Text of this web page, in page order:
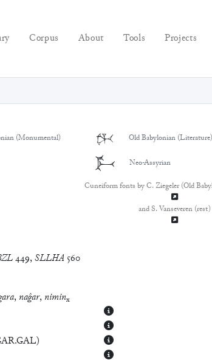
Corpus About Tools Projects
(Monumental) 𒉄 Old Babylonian (Literature)
𒉄 Neo-Assyrian
Cuneiform fonts by C. Ziegeler (Old
and S. Vanseveren (rest)
449,SLLHA 560
, naĝar, niminx
)